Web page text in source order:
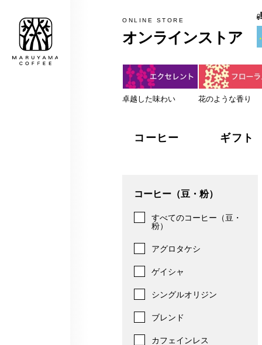
税込5,000円以上のお買上げで
MARUYAMA COFFEEONLINE STORE
オンラインストア
卓越した味わい 花のような香り
コーヒー ギフト
コーヒー（豆・粉）
すべてのコーヒー（豆・
粉）
アグロタケシ
ゲイシャ
シングルオリジン
ブレンド
カフェインレス